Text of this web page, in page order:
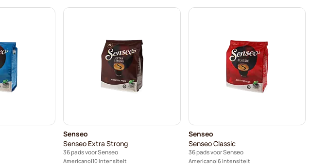
Senseo
Senseo Extra Strong
36 pads voor Senseo
Americano 10 Intensiteit
Senseo
Senseo Classic
36 pads voor Senseo
Americano 6 Intensiteit